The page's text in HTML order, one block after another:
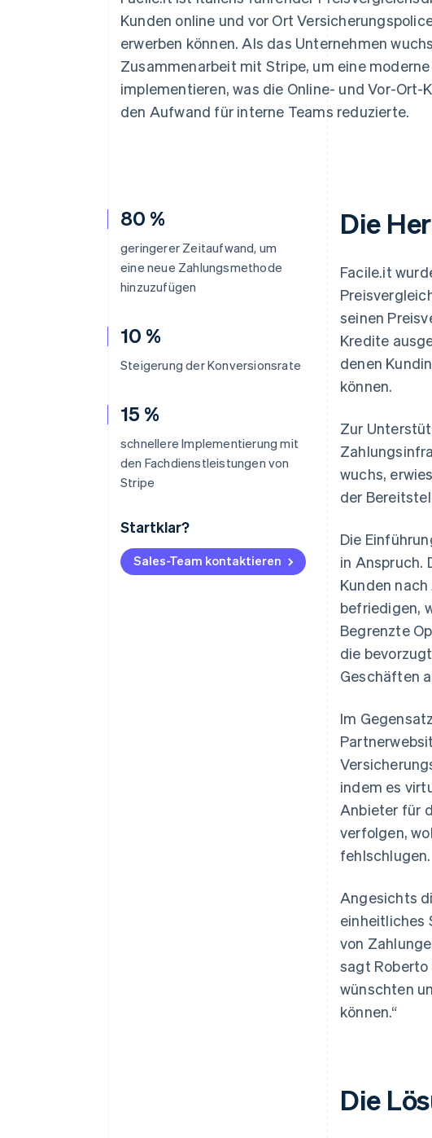
Autorisierungsraten
Beschleunigter Bezahlvorgang
Financial Connections
Verbundene Finanzdaten
Kunden online und vor Ort
erwerben können. Als das Unternehmen
Zusammenarbeit mit Stripe, um eine
implementieren, was die Online- und Vor-Ort-
den Aufwand für interne Teams reduzierte.
80 %
geringerer Zeitaufwand, um
eine neue Zahlungsmethode
hinzuzufügen
10 %
Steigerung der Konversionsrate
15 %
schnellere Implementierung mit
den Fachdienstleistungen von
Stripe
Startklar?
Sales-Team kontaktieren
Die
Facile.it
seinen
Kredite
denen
können.
Zur
wuchs,
der
Die
in Anspruch.
Kunden
befriedigen,
Begrenzte
die
Geschäften
Im
indem es
Anbieter für
verfolgen,
fehlschlugen.
Angesichts
einheitliches
von
sagt Roberto
wünschten
können.“
Die